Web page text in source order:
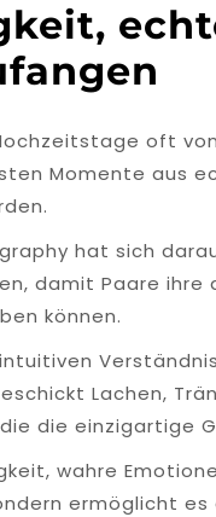
oft
Momente aus
hat sich
damit Paare ihre
können.
Lachen,
die die einzigartige
wahre
ermöglicht